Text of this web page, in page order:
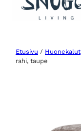
Etusivu / Huonekalut
rahi, taupe